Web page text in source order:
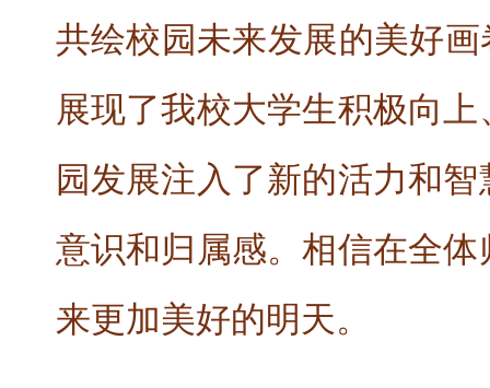
共绘校园未来发展的美好
展现了我校大学生积极向
园发展注入了新的活力和
意识和归属感。相信在全
来更加美好的明天。